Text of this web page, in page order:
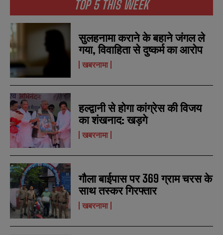
N
a
m
e
*
E
m
i
l
*
N
u
m
b
N
a
m
e
*
E
m
i
l
*
N
u
m
b
TOP 5 THIS WEEK
सुलहनामा कराने के बहाने जंगल ले
गया, विवाहिता से दुष्कर्म का आरोप
खबरनामा
हल्द्वानी से होगा कांग्रेस की विजय
का शंखनाद: खड़गे
खबरनामा
गौला बाईपास पर 369 ग्राम चरस के
साथ तस्कर गिरफ्तार
खबरनामा